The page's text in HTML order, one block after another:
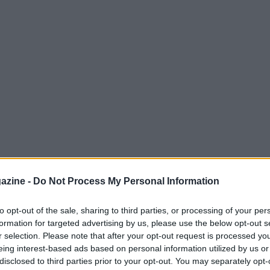
- Do Not Process My Personal Information
opt-out of the sale, sharing to third parties, or processing of your
for targeted advertising by us, please use the below opt-out
selection. Please note that after your opt-out request is processed
interest-based ads based on personal information utilized by us
to third parties prior to your opt-out. You may separately
ora al Lione, ha parlato a
“Era da un po’ che volevo andare
di vita che sto facendo”.